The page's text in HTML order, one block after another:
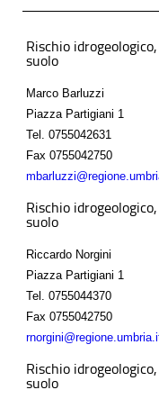
Rischio
suolo
Marco Barluzzi
Piazza Partigiani 1
Tel.
0755042631
Fax 0755042750
Rischio
suolo
Riccardo Norgini
Piazza Partigiani 1
Tel.
0755044370
Fax 0755042750
Rischio
suolo